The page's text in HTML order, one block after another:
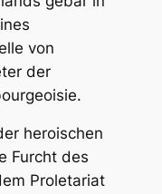
von
der
heroischen
Furcht des
Proletariat